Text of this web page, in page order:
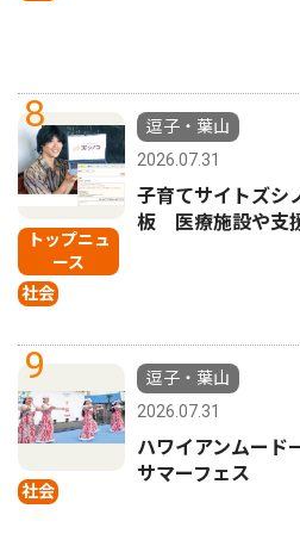
8
トップニュ
ース
社会
逗子・葉山
2026.07.31
子育てサイトズ
板 医療施設や支
9
社会
逗子・葉山
2026.07.31
ハワイアンムー
サマーフェス